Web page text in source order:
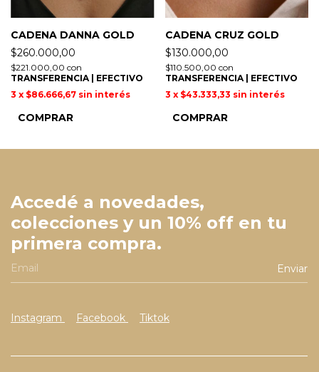
CADENA DANNA GOLD
$260.000,00
$221.000,00 con
TRANSFERENCIA | EFECTIVO
3 x $86.666,67 sin interés
COMPRAR
CADENA CRUZ GOLD
$130.000,00
$110.500,00 con
TRANSFERENCIA | EFECTIVO
3 x $43.333,33 sin interés
COMPRAR
Accedé a novedades,
colecciones y un 10% off en tu
primera compra.
Instagram Facebook Tiktok